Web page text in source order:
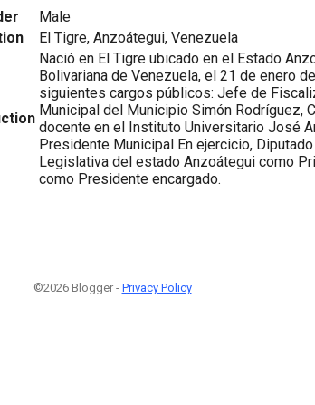
Male
El Tigre, Anzoátegui, Venezuela
Nació en El Tigre ubicado en el Estado
Bolivariana de Venezuela, el 21 de enero
siguientes cargos públicos: Jefe de
Municipal del Municipio Simón Rodríguez,
docente en el Instituto Universitario José
Presidente Municipal En ejercicio,
Legislativa del estado Anzoátegui como
como Presidente encargado.
©2026 Blogger - Privacy Policy